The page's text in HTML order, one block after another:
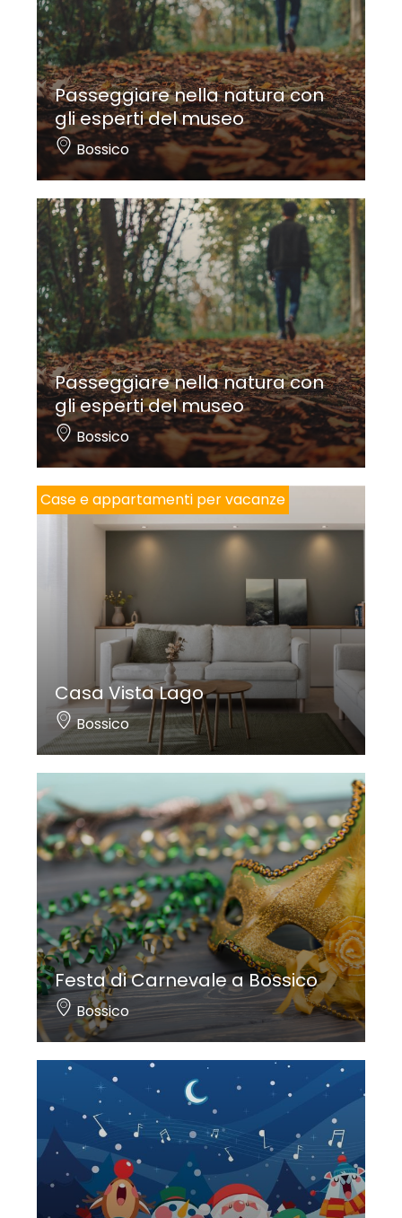
Passeggiare nella natura con
gli esperti del museo
Bossico
Passeggiare nella natura con
gli esperti del museo
Bossico
Case e appartamenti per vacanze
Casa Vista Lago
Bossico
Festa di Carnevale a Bossico
Bossico